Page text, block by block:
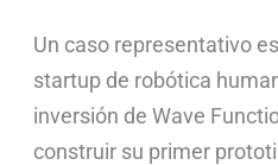
Un caso representativo
startup de robótica
inversión de Wave
construir su primer